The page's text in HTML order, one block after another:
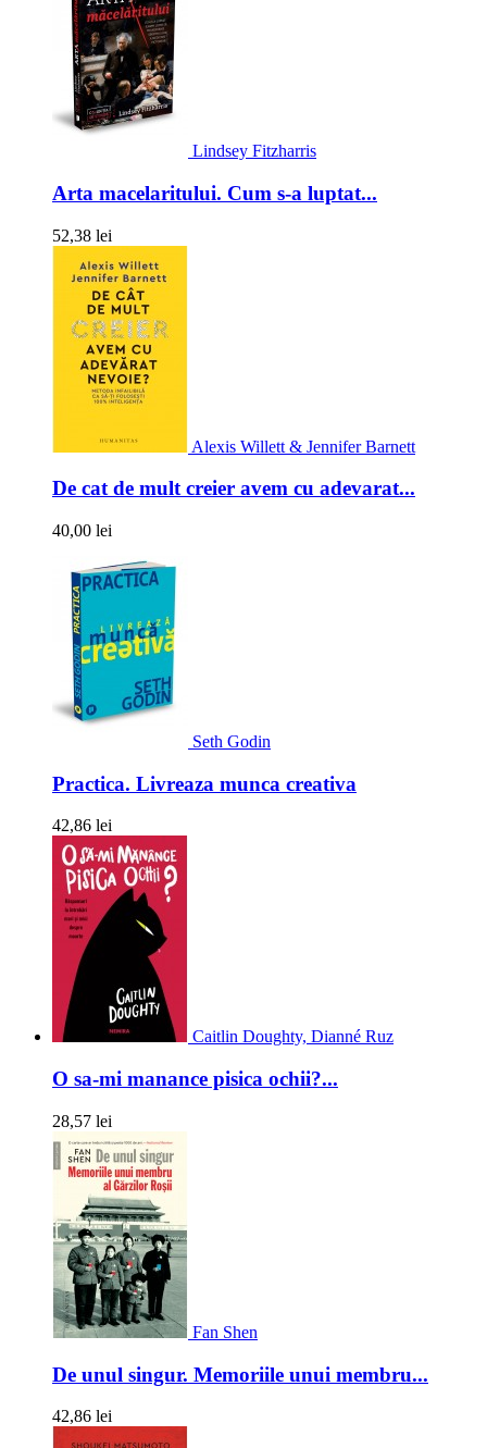
Lindsey Fitzharris
Arta macelaritului. Cum s-a luptat...
52,38 lei
Alexis Willett & Jennifer Barnett
De cat de mult creier avem cu adevarat...
40,00 lei
Seth Godin
Practica. Livreaza munca creativa
42,86 lei
Caitlin Doughty, Dianné Ruz
O sa-mi manance pisica ochii?...
28,57 lei
Fan Shen
De unul singur. Memoriile unui membru...
42,86 lei